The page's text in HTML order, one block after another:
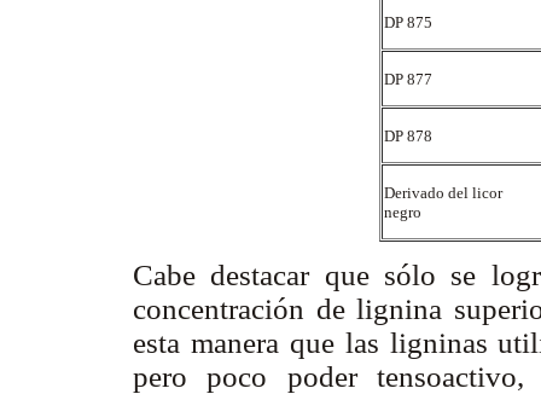
DP 875
DP 877
DP 878
Derivado del licor
negro
Cabe destacar que sólo se
concentración de lignina
esta manera que las ligninas
pero poco poder